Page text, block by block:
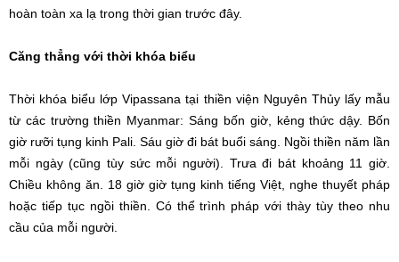
hoàn toàn xa lạ trong thời gian trước đây.
Căng thẳng với thời khóa biểu
Thời khóa biểu lớp Vipassana tại thiền viện Nguyên Thủy lấy mẫu
từ các trường thiền Myanmar: Sáng bốn giờ, kẻng thức dậy. Bốn
giờ rưỡi tụng kinh Pali. Sáu giờ đi bát buổi sáng. Ngồi thiền năm lần
mỗi ngày (cũng tùy sức mỗi người). Trưa đi bát khoảng 11 giờ.
Chiều không ăn. 18 giờ giờ tụng kinh tiếng Việt, nghe thuyết pháp
hoặc tiếp tục ngồi thiền. Có thể trình pháp với thày tùy theo nhu
cầu của mỗi người.